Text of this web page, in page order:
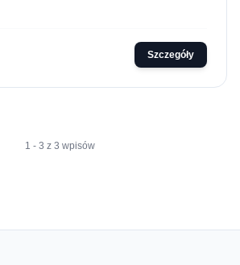
Szczegóły
1 - 3 z 3 wpisów